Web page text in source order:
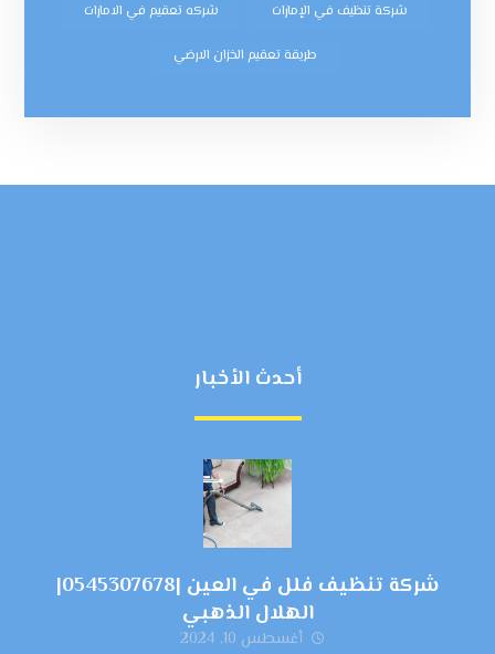
شركة تنظيف في الإمارات شركه تعقيم في الامارات
طريقة تعقيم الخزان الارضي
أحدث الأخبار
شركة تنظيف فلل في العين |0545307678|
الهلال الذهبي
أغسطس 10, 2024